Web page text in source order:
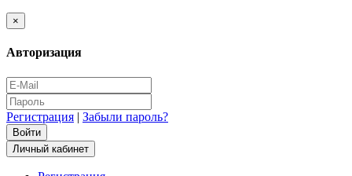
×
Авторизация
Регистрация | Забыли пароль?
Личный кабинет